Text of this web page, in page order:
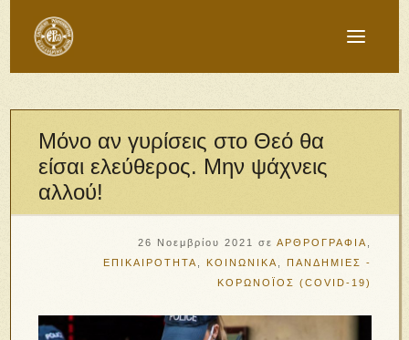
Μόνο αν γυρίσεις στο Θεό θα
είσαι ελεύθερος. Μην ψάχνεις
αλλού!
26 Νοεμβρίου 2021 σε ΑΡΘΡΟΓΡΑΦΙΑ
ΕΠΙΚΑΙΡΟΤΗΤΑ
ΚΟΙΝΩΝΙΚΑ
ΠΑΝΔΗΜΙΕΣ -
ΚΟΡΩΝΟΪΟΣ (COVID-19)